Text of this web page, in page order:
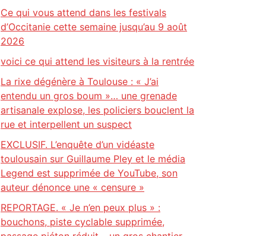
Ce qui vous attend dans les festivals
d’Occitanie cette semaine jusqu’au 9 août
2026
voici ce qui attend les visiteurs à la rentrée
La rixe dégénère à Toulouse : « J’ai
entendu un gros boum »… une grenade
artisanale explose, les policiers bouclent la
rue et interpellent un suspect
EXCLUSIF. L’enquête d’un vidéaste
toulousain sur Guillaume Pley et le média
Legend est supprimée de YouTube, son
auteur dénonce une « censure »
REPORTAGE. « Je n’en peux plus » :
bouchons, piste cyclable supprimée,